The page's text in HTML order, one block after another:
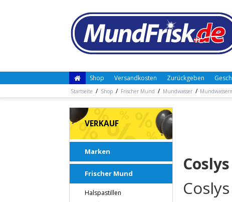
Shop Versandkosten Zurückgeben
Startseite / Shop / Frischer Mund / Mundwasser /
VERKAUF
Marken
Frischer Mund
Halspastillen